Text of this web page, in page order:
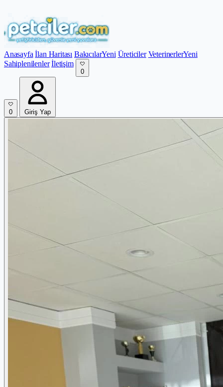
Anasayfa İlan Haritası BakıcılarYeni Üreticiler VeterinerlerYeni
Sahiplenilenler İletişim
0
0 Giriş Yap